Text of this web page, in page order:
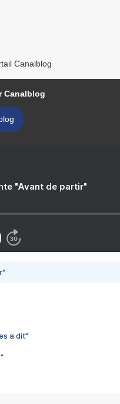
Canalblog
Canalblog
"Avant de partir"
a dit"